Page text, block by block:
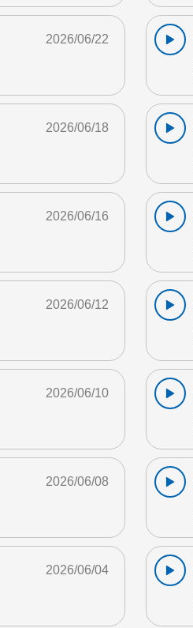
2026/06/22
2026/06/18
2026/06/16
2026/06/12
2026/06/10
2026/06/08
2026/06/04